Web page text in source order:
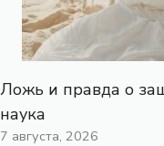
Ложь и правда о
наука
7 августа, 2026